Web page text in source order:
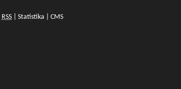
RSS Statistika CMS